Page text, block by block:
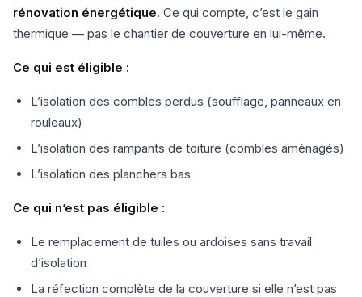
rénovation énergétique. Ce qui compte, c’est le gain
thermique — pas le chantier de couverture en lui-même.
Ce qui est éligible :
L’isolation des combles perdus (soufflage, panneaux en
rouleaux)
L’isolation des rampants de toiture (combles aménagés)
L’isolation des planchers bas
Ce qui n’est pas éligible :
Le remplacement de tuiles ou ardoises sans travail
d’isolation
La réfection complète de la couverture si elle n’est pas